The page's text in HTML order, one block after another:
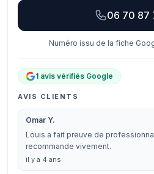
06 70 87
Numéro issu de la fiche
1 avis vérifiés Google
AVIS CLIENTS
Omar Y.
Louis a fait preuve de
recommande vivement.
il y a 4 ans